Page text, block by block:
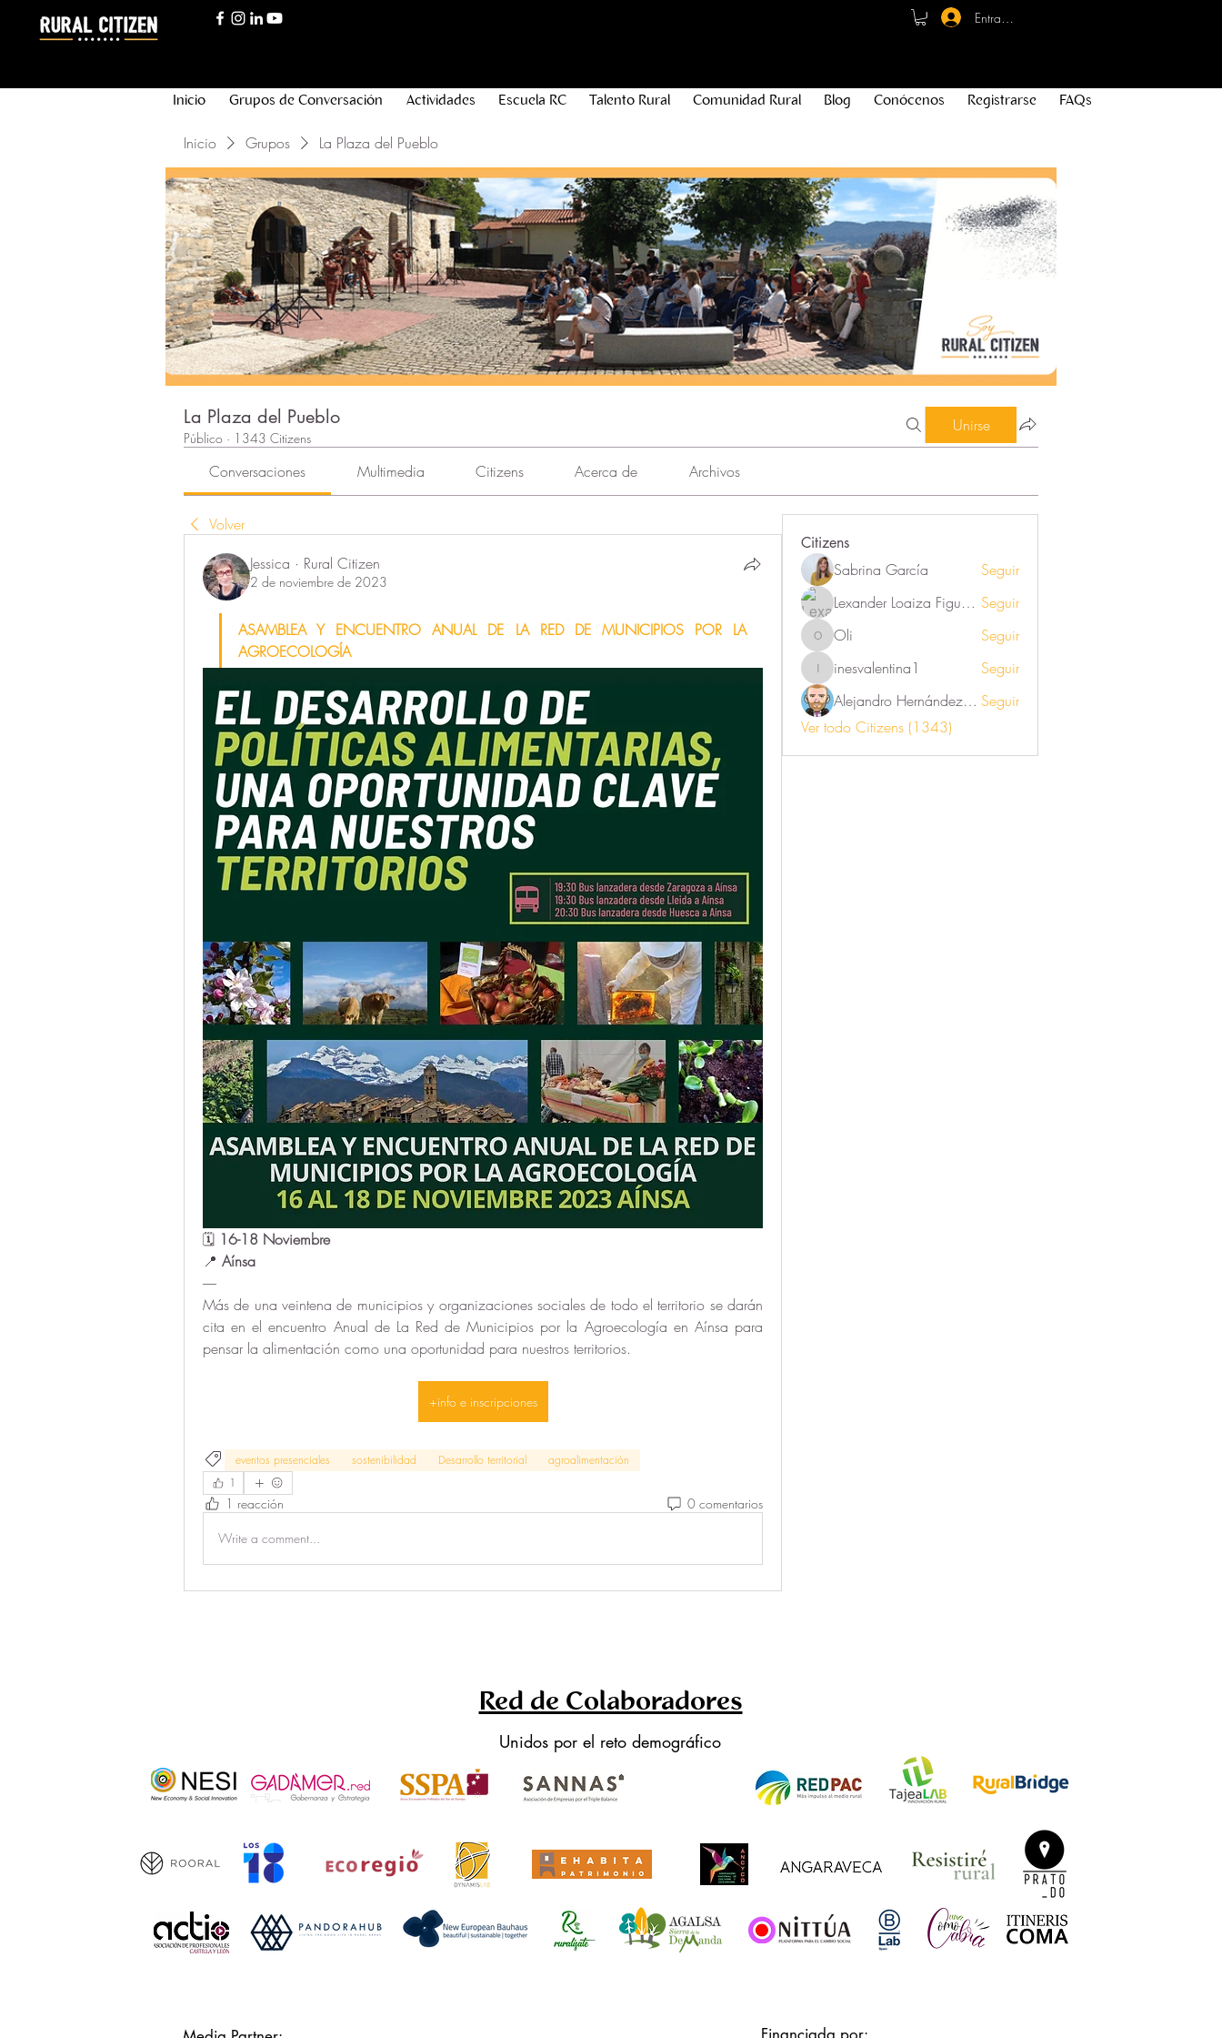
Entrar - Registro
Inicio Grupos de Conversación Actividades Escuela RC Talento Rural Comunidad Rural Blog Conócenos Registrarse FAQs
Inicio Grupos La Plaza del Pueblo
La Plaza del Pueblo
Público · 1343 Citizens
Unirse
Conversaciones Multimedia Citizens Acerca de Archivos
Volver
Jessica · Rural Citizen
2 de noviembre de 2023
ASAMBLEA Y ENCUENTRO ANUAL DE LA RED DE MUNICIPIOS POR LA
AGROECOLOGÍA
🗓 16-18 Noviembre
📍 Aínsa
-----
Más de una veintena de municipios y organizaciones sociales de todo el territorio se darán
cita en el encuentro Anual de La Red de Municipios por la Agroecología en Aínsa para
pensar la alimentación como una oportunidad para nuestros territorios.
+info e inscripciones
eventos presenciales sostenibilidad Desarrollo territorial
agroalimentación
1
1 reacción 0 comentarios
Write a comment...
Citizens
Sabrina García
Seguir
Lexander Loaiza Figueroa Seguir
Oli Oli Seguir
inesvalentina1
inesvalentina1
Seguir
Alejandro Hernández Renner Seguir
Ver todo Citizens (1343)
Red de Colaboradores
Unidos por el reto demográfico